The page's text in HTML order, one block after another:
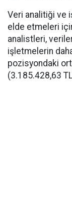
Veri analitiği ve
elde etmeleri
analistleri,
işletmelerin
pozisyondaki
(3.185.428,63